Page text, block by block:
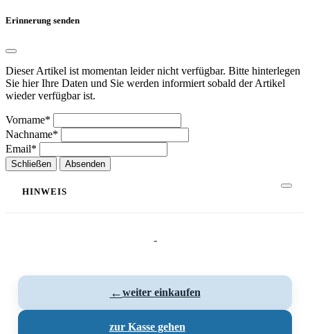
Erinnerung senden
Dieser Artikel ist momentan leider nicht verfügbar. Bitte hinterlegen
Sie hier Ihre Daten und Sie werden informiert sobald der Artikel
wieder verfügbar ist.
Vorname*
Nachname*
Email*
Schließen Absenden
HINWEIS
-
←weiter einkaufen
zur Kasse gehen